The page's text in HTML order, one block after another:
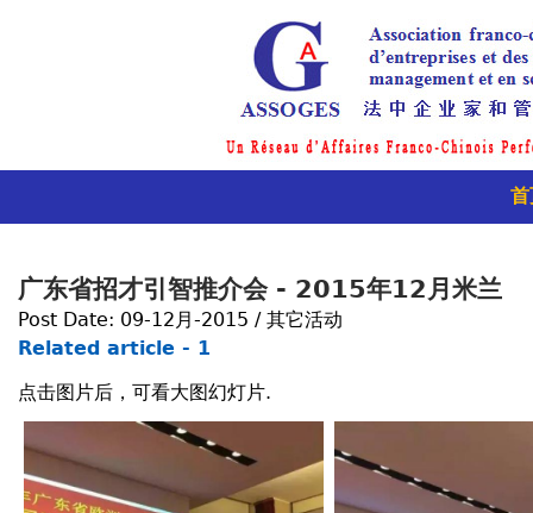
广东省招才引智推介会 - 2015年12月米兰
Post Date: 09-12月-2015 / 其它活动
Related article - 1
点击图片后，可看大图幻灯片.